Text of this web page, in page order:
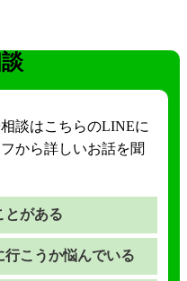
談はこちらのLINEに
から詳しいお話を聞
とがある
行こうか悩んでいる